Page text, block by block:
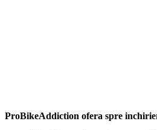
ProBikeAddiction ofera spre